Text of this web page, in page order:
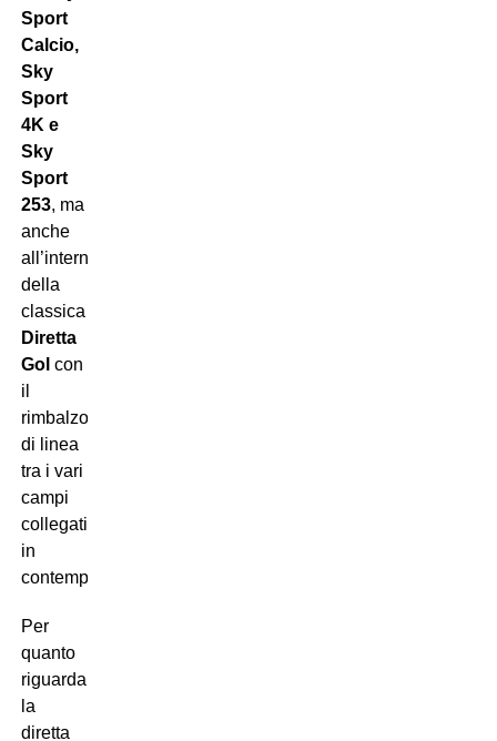
Sport
Calcio,
Sky
Sport
4K e
Sky
Sport
253, ma
anche
all’interno
della
classica
Diretta
Gol con
il
rimbalzo
di linea
tra i vari
campi
collegati
in
contemporanea.
Per
quanto
riguarda
la
diretta